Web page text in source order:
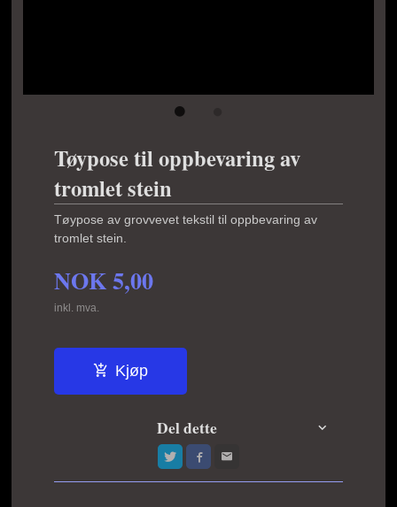
Tøypose til oppbevaring av
tromlet stein
Tøypose av grovvevet tekstil til oppbevaring av
tromlet stein.
NOK5,00
inkl. mva.
Kjøp
Del dette